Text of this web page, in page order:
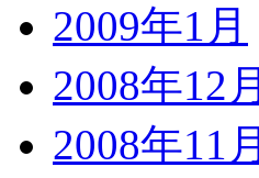
2009年1月
2008年12月
2008年11月